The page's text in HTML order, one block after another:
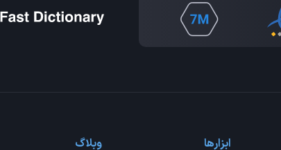
ابزارها وبلاگ